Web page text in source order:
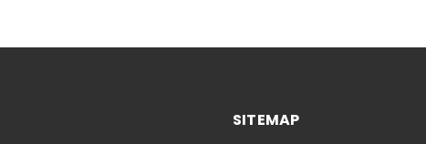
SITEMAP